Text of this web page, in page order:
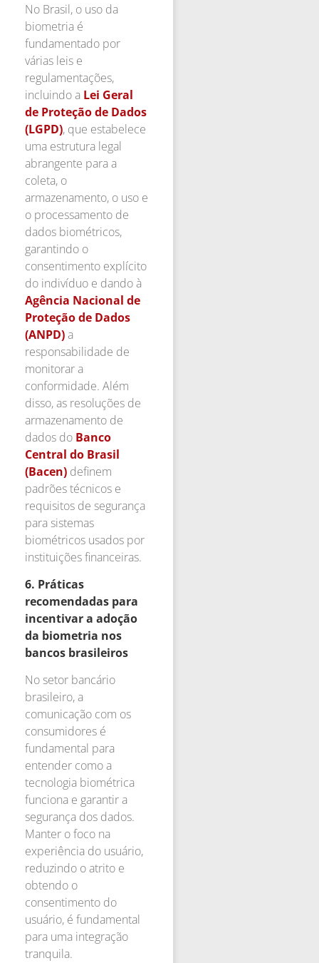
No Brasil, o uso da
biometria é
fundamentado por
várias leis e
regulamentações,
incluindo a Lei Geral
de Proteção de Dados
(LGPD), que estabelece
uma estrutura legal
abrangente para a
coleta, o
armazenamento, o uso e
o processamento de
dados biométricos,
garantindo o
consentimento explícito
do indivíduo e dando à
Agência Nacional de
Proteção de Dados
(ANPD)a
responsabilidade de
monitorar a
conformidade. Além
disso, as resoluções de
armazenamento de
dados do Banco
Central do Brasil
(Bacen) definem
padrões técnicos e
requisitos de segurança
para sistemas
biométricos usados por
instituições financeiras.
6. Práticas
recomendadas para
incentivar a adoção
da biometria nos
bancos brasileiros
No setor bancário
brasileiro, a
comunicação com os
consumidores é
fundamental para
entender como a
tecnologia biométrica
funciona e garantir a
segurança dos dados.
Manter o foco na
experiência do usuário,
reduzindo o atrito e
obtendo o
consentimento do
usuário, é fundamental
para uma integração
tranquila.